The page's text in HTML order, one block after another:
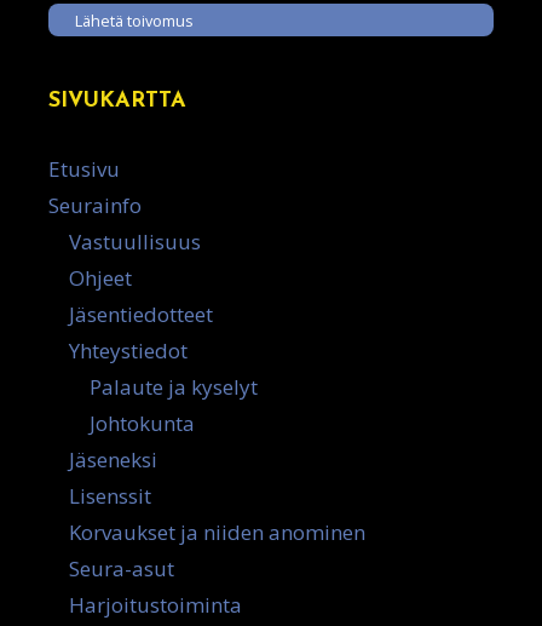
Lähetä toivomus
SIVUKARTTA
Etusivu
Seurainfo
Vastuullisuus
Ohjeet
Jäsentiedotteet
Yhteystiedot
Palaute ja kyselyt
Johtokunta
Jäseneksi
Lisenssit
Korvaukset ja niiden anominen
Seura-asut
Harjoitustoiminta